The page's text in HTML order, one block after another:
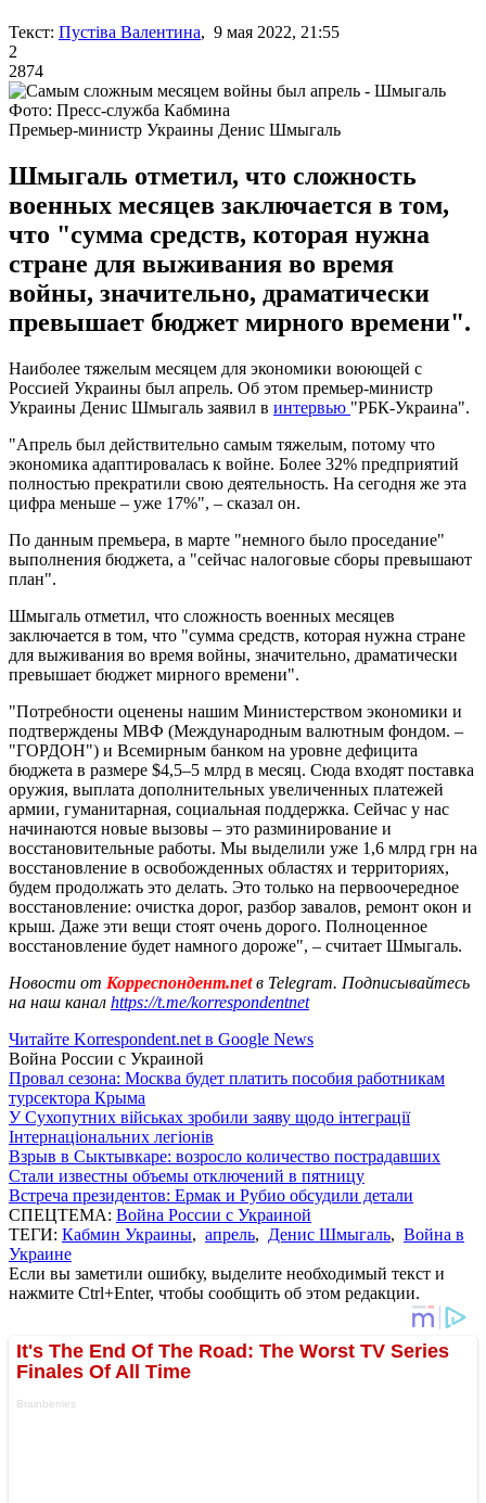
Текст: Пустіва Валентина, 9 мая 2022, 21:55
2
2874
Фото: Пресс-служба Кабмина
Премьер-министр Украины Денис Шмыгаль
Шмыгаль отметил, что сложность
военных месяцев заключается в том,
что "сумма средств, которая нужна
стране для выживания во время
войны, значительно, драматически
превышает бюджет мирного времени".
Наиболее тяжелым месяцем для экономики воюющей с
Россией Украины был апрель. Об этом премьер-министр
Украины Денис Шмыгаль заявил в интервью "РБК-Украина".
"Апрель был действительно самым тяжелым, потому что
экономика адаптировалась к войне. Более 32% предприятий
полностью прекратили свою деятельность. На сегодня же эта
цифра меньше – уже 17%", – сказал он.
По данным премьера, в марте "немного было проседание"
выполнения бюджета, а "сейчас налоговые сборы превышают
план".
Шмыгаль отметил, что сложность военных месяцев
заключается в том, что "сумма средств, которая нужна стране
для выживания во время войны, значительно, драматически
превышает бюджет мирного времени".
"Потребности оценены нашим Министерством экономики и
подтверждены МВФ (Международным валютным фондом. –
"ГОРДОН") и Всемирным банком на уровне дефицита
бюджета в размере $4,5–5 млрд в месяц. Сюда входят поставка
оружия, выплата дополнительных увеличенных платежей
армии, гуманитарная, социальная поддержка. Сейчас у нас
начинаются новые вызовы – это разминирование и
восстановительные работы. Мы выделили уже 1,6 млрд грн на
восстановление в освобожденных областях и территориях,
будем продолжать это делать. Это только на первоочередное
восстановление: очистка дорог, разбор завалов, ремонт окон и
крыш. Даже эти вещи стоят очень дорого. Полноценное
восстановление будет намного дороже", – считает Шмыгаль.
Новости от Корреспондент.netв Telegram. Подписывайтесь
на наш канал https://t.me/korrespondentnet
Читайте Korrespondent.net в Google News
Война России с Украиной
Провал сезона: Москва будет платить пособия работникам
турсектора Крыма
У Сухопутних військах зробили заяву щодо інтеграції
Інтернаціональних легіонів
Взрыв в Сыктывкаре: возросло количество пострадавших
Стали известны объемы отключений в пятницу
Встреча президентов: Ермак и Рубио обсудили детали
СПЕЦТЕМА: Война России с Украиной
ТЕГИ: Кабмин Украины, апрель, Денис Шмыгаль, Война в
Украине
Если вы заметили ошибку, выделите необходимый текст и
нажмите Ctrl+Enter, чтобы сообщить об этом редакции.